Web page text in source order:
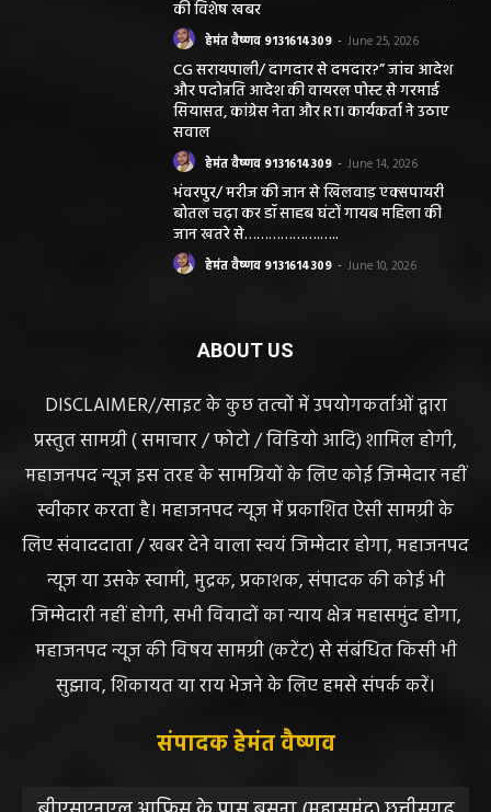
हेमंत वैष्णव 9131614309
CG सरायपाली/ दागदार से दमदार?” जांच आदेश
और पदोन्नति आदेश की वायरल पोस्ट से गरमाई
सियासत, कांग्रेस नेता और RTI कार्यकर्ता ने उठाए
सवाल
हेमंत वैष्णव 9131614309
भंवरपुर/ मरीज की जान से खिलवाड़ एक्सपायरी
बोतल चढ़ा कर डॉ साहब घंटों गायब महिला की
जान खतरे से……………….…..
हेमंत वैष्णव 9131614309
प्रस्तुत सामग्री ( समाचार / फोटो / विडियो आदि) शामिल होगी,
महाजनपद न्यूज इस तरह के सामग्रियों के लिए कोई जिम्मेदार नहीं
स्वीकार करता है। महाजनपद न्यूज में प्रकाशित ऐसी सामग्री के
लिए संवाददाता / खबर देने वाला स्वयं जिम्मेदार होगा, महाजनपद
न्यूज या उसके स्वामी, मुद्रक, प्रकाशक, संपादक की कोई भी
जिम्मेदारी नहीं होगी, सभी विवादों का न्याय क्षेत्र महासमुंद होगा,
महाजनपद न्यूज की विषय सामग्री (कटेंट) से संबंधित किसी भी
सुझाव, शिकायत या राय भेजने के लिए हमसे संपर्क करें।
संपादक हेमंत वैष्णव